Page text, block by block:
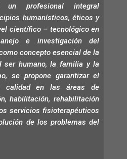
profesional integral
humanísticos, éticos y
científico – tecnológico en
e investigación del
concepto esencial de la
ser humano, la familia y la
se propone garantizar el
calidad en las áreas de
habilitación, rehabilitación
servicios fisioterapéuticos
de los problemas del